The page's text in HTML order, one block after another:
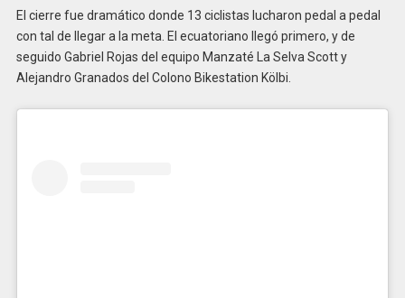
El cierre fue dramático donde 13 ciclistas lucharon pedal a pedal
con tal de llegar a la meta. El ecuatoriano llegó primero, y de
seguido Gabriel Rojas del equipo Manzaté La Selva Scott y
Alejandro Granados del Colono Bikestation Kölbi.